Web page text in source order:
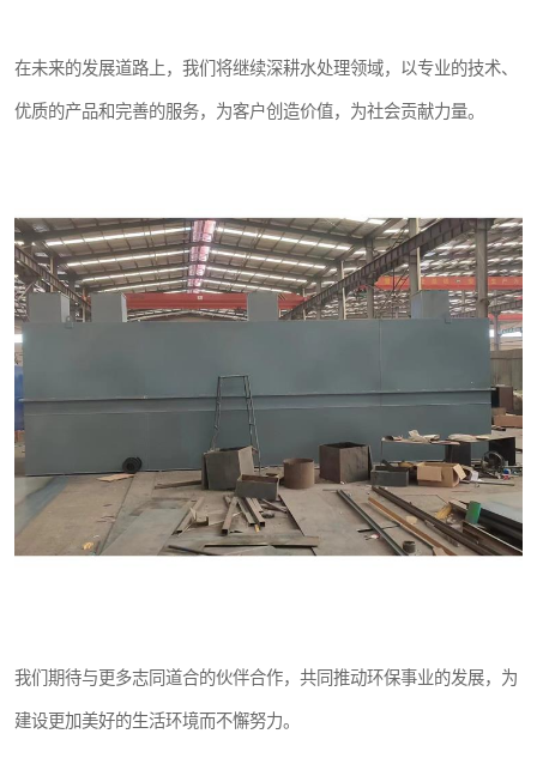
在未来的发展道路上，我们将继续深耕水处理领域，以专业的技术、
优质的产品和完善的服务，为客户创造价值，为社会贡献力量。
我们期待与更多志同道合的伙伴合作，共同推动环保事业的发展，为
建设更加美好的生活环境而不懈努力。